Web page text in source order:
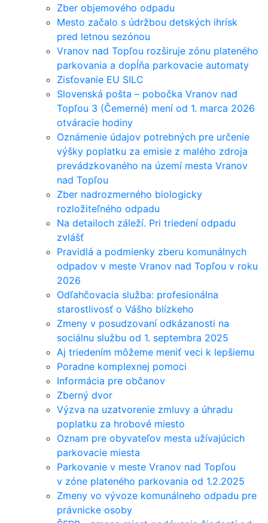
Zber objemového odpadu
Mesto začalo s údržbou detských ihrísk
pred letnou sezónou
Vranov nad Topľou rozširuje zónu plateného
parkovania a dopĺňa parkovacie automaty
Zisťovanie EU SILC
Slovenská pošta – pobočka Vranov nad
Topľou 3 (Čemerné) mení od 1. marca 2026
otváracie hodiny
Oznámenie údajov potrebných pre určenie
výšky poplatku za emisie z malého zdroja
prevádzkovaného na území mesta Vranov
nad Topľou
Zber nadrozmerného biologicky
rozložiteľného odpadu
Na detailoch záleží. Pri triedení odpadu
zvlášť
Pravidlá a podmienky zberu komunálnych
odpadov v meste Vranov nad Topľou v roku
2026
Odľahčovacia služba: profesionálna
starostlivosť o Vášho blízkeho
Zmeny v posudzovaní odkázanosti na
sociálnu službu od 1. septembra 2025
Aj triedením môžeme meniť veci k lepšiemu
Poradne komplexnej pomoci
Informácia pre občanov
Zberný dvor
Výzva na uzatvorenie zmluvy a úhradu
poplatku za hrobové miesto
Oznam pre obyvateľov mesta užívajúcich
parkovacie miesta
Parkovanie v meste Vranov nad Topľou
v zóne plateného parkovania od 1.2.2025
Zmeny vo vývoze komunálneho odpadu pre
právnicke osoby